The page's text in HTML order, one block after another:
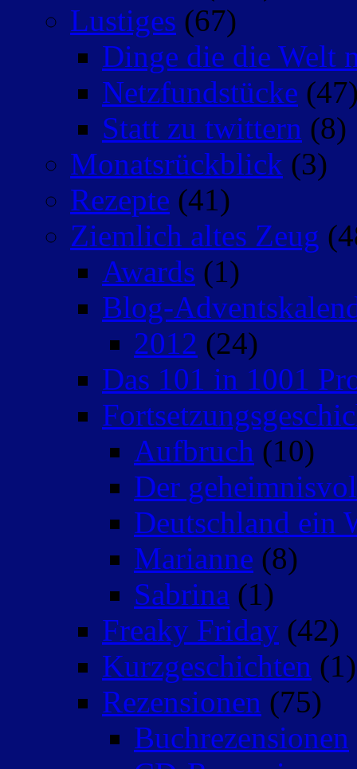
Lustiges (67)
Dinge die die Welt
Netzfundstücke
Statt zu twittern (8)
Monatsrückblick (3)
Rezepte (41)
Ziemlich altes Zeug
Awards (1)
Blog-
2012 (24)
Das 101 in 1001
Aufbruch (10)
Der
Deutschland ein
Marianne (8)
Sabrina (1)
Freaky Friday (42)
Kurzgeschichten (1)
Rezensionen (75)
Buchrezensionen